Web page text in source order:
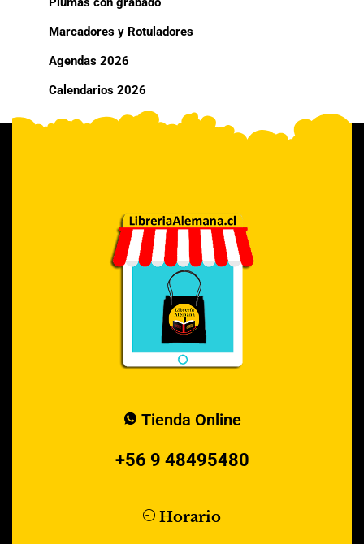
Marcadores y Rotuladores
Agendas 2026
Calendarios 2026
Tienda Online
+56 9 48495480
Horario